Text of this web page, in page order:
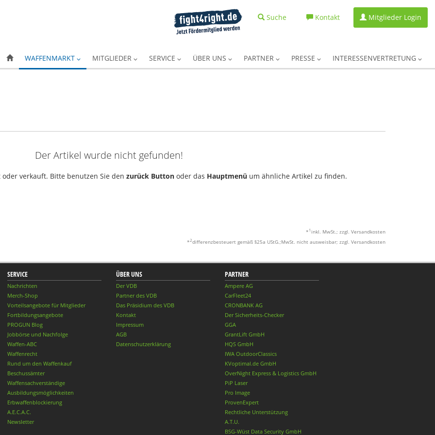
Suche Kontakt Mitglieder Login
WAFFENMARKT MITGLIEDER SERVICE ÜBER UNS PARTNER PRESSE INTERESSENVERTRETUNG
Der Artikel wurde nicht gefunden!
verkauft. Bitte benutzen Sie den zurück Button oder das Hauptmenü um ähnliche Artikel zu finden.
* 1 inkl. MwSt.; zzgl. Versandkosten
*2differenzbesteuert gemäß §25a UStG.;MwSt. nicht ausweisbar; zzgl. Versandkosten
SERVICE
Nachrichten
Merch-Shop
Vorteilsangebote für Mitglieder
Fortbildungsangebote
PROGUN Blog
Jobbörse und Nachfolge
Waffen-ABC
Waffenrecht
Rund um den Waffenkauf
Beschussämter
Waffensachverständige
Ausbildungsmöglichkeiten
Erbwaffenblockierung
A.E.C.A.C.
Newsletter
ÜBER UNS
Der VDB
Partner des VDB
Das Präsidium des VDB
Kontakt
Impressum
AGB
Datenschutzerklärung
PARTNER
Ampere AG
CarFleet24
CRONBANK AG
Der Sicherheits-Checker
GGA
GrantLift GmbH
HQS GmbH
IWA OutdoorClassics
KVoptimal.de GmbH
OverNight Express & Logistics GmbH
PiP Laser
Pro Image
ProvenExpert
Rechtliche Unterstützung
A.T.U.
BSG-Wüst Data Security GmbH